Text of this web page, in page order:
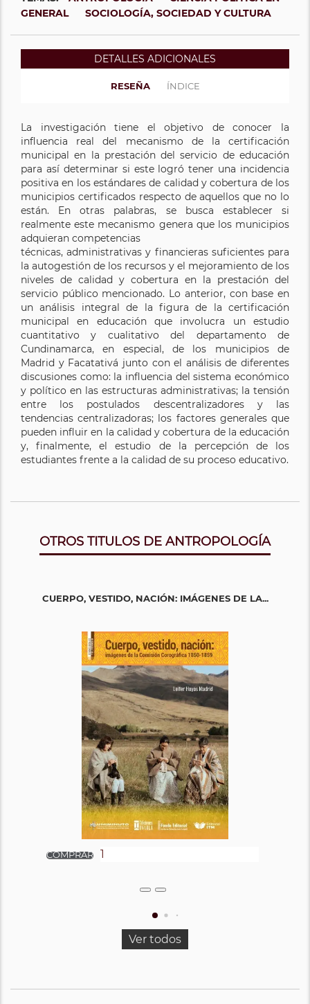
GENERAL
SOCIOLOGÍA, SOCIEDAD Y CULTURA
DETALLES ADICIONALES
RESEÑA ÍNDICE
La investigación tiene el objetivo de conocer la
influencia real del mecanismo de la certificación
municipal en la prestación del servicio de educación
para así determinar si este logró tener una incidencia
positiva en los estándares de calidad y cobertura de los
municipios certificados respecto de aquellos que no lo
están. En otras palabras, se busca establecer si
realmente este mecanismo genera que los municipios
adquieran competencias
técnicas, administrativas y financieras suficientes para
la autogestión de los recursos y el mejoramiento de los
niveles de calidad y cobertura en la prestación del
servicio público mencionado. Lo anterior, con base en
un análisis integral de la figura de la certificación
municipal en educación que involucra un estudio
cuantitativo y cualitativo del departamento de
Cundinamarca, en especial, de los municipios de
Madrid y Facatativá junto con el análisis de diferentes
discusiones como: la influencia del sistema económico
y político en las estructuras administrativas; la tensión
entre los postulados descentralizadores y las
tendencias centralizadoras; los factores generales que
pueden influir en la calidad y cobertura de la educación
y, finalmente, el estudio de la percepción de los
estudiantes frente a la calidad de su proceso educativo.
OTROS TITULOS DE ANTROPOLOGÍA
CUERPO, VESTIDO, NACIÓN: IMÁGENES DE LA...
Ver todos